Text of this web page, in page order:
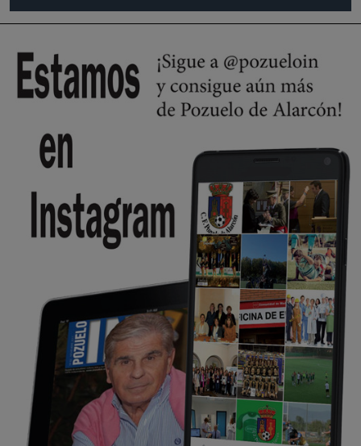
Pozuelo de Alarcón
🔴 EXCLUSIVA | El comisario de la …
Wayne Rooney era el comisario de pozuelo?
Pozuelo de Alarcón
🔴 EXCLUSIVA | El comisario de la …